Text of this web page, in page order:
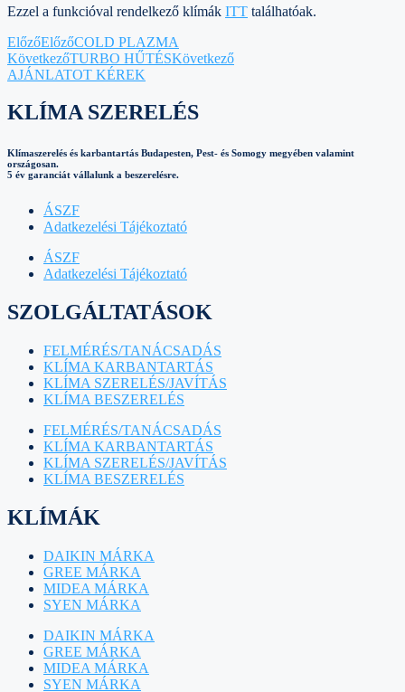
Ezzel a funkcióval rendelkező klímák ITT találhatóak.
ElőzőElőzőCOLD PLAZMA
KövetkezőTURBO HŰTÉSKövetkező
AJÁNLATOT KÉREK
KLÍMA SZERELÉS
Klímaszerelés és karbantartás Budapesten, Pest- és Somogy megyében valamint
országosan.
5 év garanciát vállalunk a beszerelésre.
ÁSZF
Adatkezelési Tájékoztató
ÁSZF
Adatkezelési Tájékoztató
SZOLGÁLTATÁSOK
FELMÉRÉS/TANÁCSADÁS
KLÍMA KARBANTARTÁS
KLÍMA SZERELÉS/JAVÍTÁS
KLÍMA BESZERELÉS
FELMÉRÉS/TANÁCSADÁS
KLÍMA KARBANTARTÁS
KLÍMA SZERELÉS/JAVÍTÁS
KLÍMA BESZERELÉS
KLÍMÁK
DAIKIN MÁRKA
GREE MÁRKA
MIDEA MÁRKA
SYEN MÁRKA
DAIKIN MÁRKA
GREE MÁRKA
MIDEA MÁRKA
SYEN MÁRKA